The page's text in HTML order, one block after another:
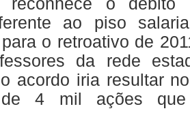
ao piso
o retroativo de
da rede
acordo iria resultar
4 mil ações que